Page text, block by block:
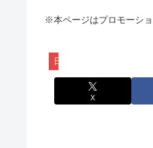
※本ページはプロモーシ
日常生活
X